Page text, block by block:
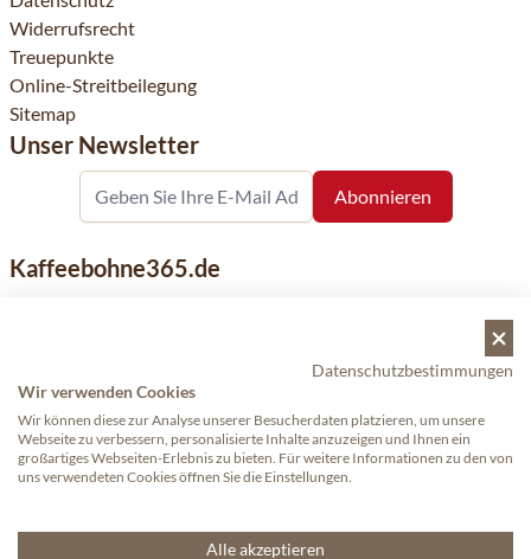
Widerrufsrecht
Treuepunkte
Online-Streitbeilegung
Sitemap
Unser Newsletter
Kaffeebohne365.de
bekannter nationaler und internationaler Marken ist eine
unserer Spezialitäten. Qualität und Kundenservice stehen
dabei an erster Stelle.
Proudly made by eWings eCommerce
Datenschutzbestimmungen
Wir verwenden Cookies
Wir können diese zur Analyse unserer Besucherdaten platzieren, um unsere
Webseite zu verbessern, personalisierte Inhalte anzuzeigen und Ihnen ein
großartiges Webseiten-Erlebnis zu bieten. Für weitere Informationen zu den von
uns verwendeten Cookies öffnen Sie die Einstellungen.
Alle akzeptieren